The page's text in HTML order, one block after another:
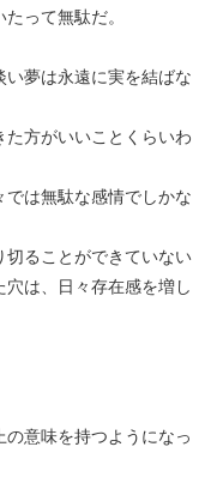
って無駄だ。
夢は永遠に実を結ばな
方がいいことくらいわ
は無駄な感情でしかな
ることができていない
は、日々存在感を増し
意味を持つようになっ